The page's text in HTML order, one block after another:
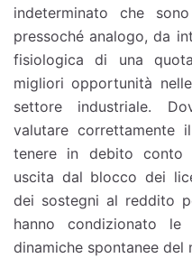
indeterminato che
pressoché analogo, da
fisiologica di una
migliori opportunità
settore industriale.
valutare correttamente
tenere in debito conto
uscita dal blocco dei
dei sostegni al reddito
hanno condizionato
dinamiche spontanee del